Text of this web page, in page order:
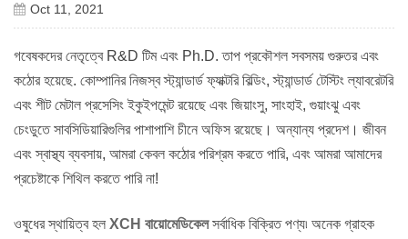
Oct 11, 2021
গবেষকদের নেতৃত্বে R&D টিম এবং Ph.D. তাপ প্রকৌশল সবসময় গুরুতর এবং
কঠোর হয়েছে. কোম্পানির নিজস্ব স্ট্যান্ডার্ড ফ্যাক্টরি বিল্ডিং, স্ট্যান্ডার্ড টেস্টিং ল্যাবরেটরি
এবং শীট মেটাল প্রসেসিং ইকুইপমেন্ট রয়েছে এবং জিয়াংসু, সাংহাই, গুয়াংঝু এবং
চেংডুতে সাবসিডিয়ারিগুলির পাশাপাশি চীনে অফিস রয়েছে। অন্যান্য প্রদেশ। জীবন
এবং স্বাস্থ্য ব্যবসায়, আমরা কেবল কঠোর পরিশ্রম করতে পারি, এবং আমরা আমাদের
প্রচেষ্টাকে শিথিল করতে পারি না!
ওষুধের স্থায়িত্ব হল XCH বায়োমেডিকেলসর্বাধিক বিক্রিত পণ্য৷ অনেক গ্রাহক